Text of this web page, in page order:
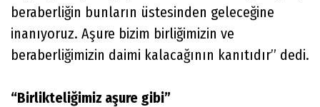
beraberliğin bunların üstesinden geleceğine
inanıyoruz. Aşure bizim birliğimizin ve
beraberliğimizin daimi kalacağının kanıtıdır” dedi.
“Birlikteliğimiz aşure gibi”